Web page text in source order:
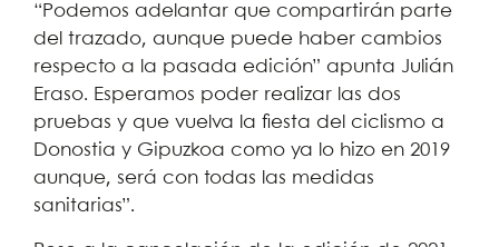
“Podemos adelantar que compartirán parte
del trazado, aunque puede haber cambios
respecto a la pasada edición” apunta Julián
Eraso. Esperamos poder realizar las dos
pruebas y que vuelva la fiesta del ciclismo a
Donostia y Gipuzkoa como ya lo hizo en 2019
aunque, será con todas las medidas
sanitarias”.